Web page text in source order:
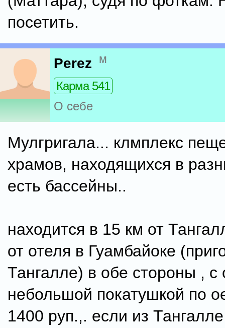
посетить.
Perez м
Карма 541
О себе
Мулгригала... клмплекс
храмов, находящихся в
есть бассейны..
находится в 15 км от
от отеля в Гуамбайоке
Тангалле) в обе стороны ,
небольшой покатушкой по
1400 руп.,. если из